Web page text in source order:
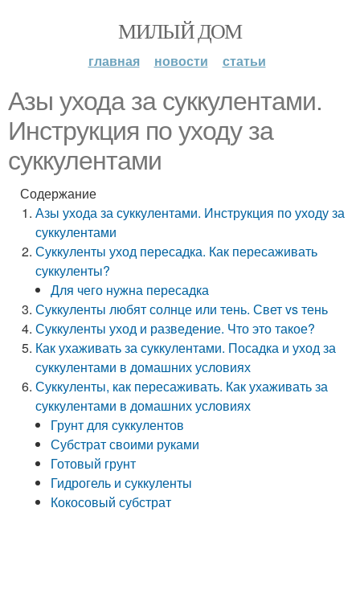
МИЛЫЙ ДОМ
главная новости статьи
Азы ухода за суккулентами.
Инструкция по уходу за
суккулентами
Содержание
Азы ухода за суккулентами. Инструкция по уходу за
суккулентами
Суккуленты уход пересадка. Как пересаживать
суккуленты?
Для чего нужна пересадка
Суккуленты любят солнце или тень. Свет vs тень
Суккуленты уход и разведение. Что это такое?
Как ухаживать за суккулентами. Посадка и уход за
суккулентами в домашних условиях
Суккуленты, как пересаживать. Как ухаживать за
суккулентами в домашних условиях
Грунт для суккулентов
Субстрат своими руками
Готовый грунт
Гидрогель и суккуленты
Кокосовый субстрат